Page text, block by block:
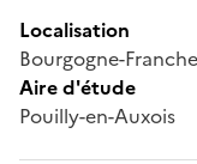
Localisation
Bourgogne-
Aire d'étude
Pouilly-en-Auxois